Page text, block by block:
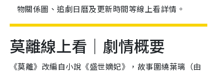
物關係圖、追劇日曆及更新時間等線上看詳情。
莫離線上看｜劇情概要
《莫離》改編自小說《盛世嫡妃》，故事圍繞葉璃（由